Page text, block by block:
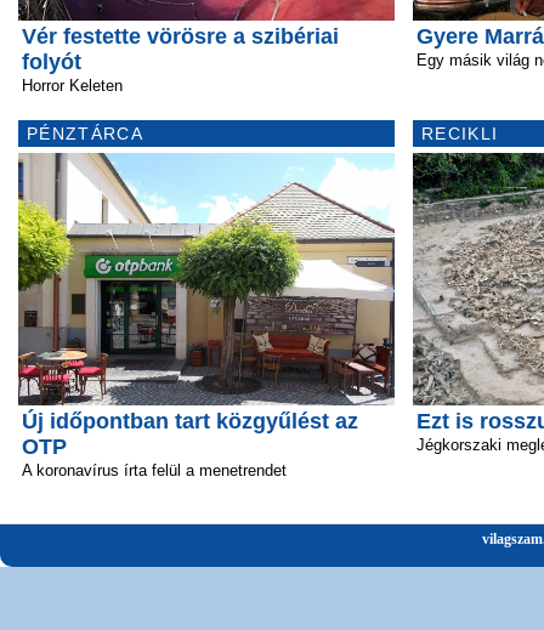
Vér festette vörösre a szibériai
folyót
Horror Keleten
PÉNZTÁRCA
Új időpontban tart közgyűlést az
OTP
A koronavírus írta felül a menetrendet
Gyere
Egy másik világ
RECIKLI
Ezt is
Jégkorszaki